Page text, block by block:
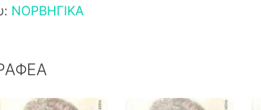
ΝΟΡΒΗΓΙΚΑ